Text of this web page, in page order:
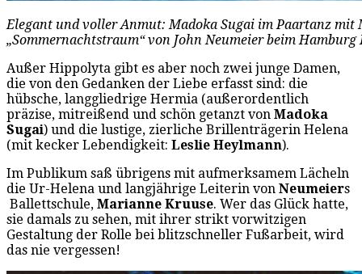
Elegant und voller Anmut: Madoka Sugai im Paartanz
„Sommernachtstraum“ von John Neumeier beim
Außer Hippolyta gibt es aber noch zwei junge Damen,
die von den Gedanken der Liebe erfasst sind: die
hübsche, langgliedrige Hermia (außerordentlich
präzise, mitreißend und schön getanzt von Madoka
Sugai) und die lustige, zierliche Brillenträgerin Helena
(mit kecker Lebendigkeit: Leslie Heylmann).
Im Publikum saß übrigens mit aufmerksamem Lächeln
die Ur-Helena und langjährige Leiterin von Neumeiers
Ballettschule, Marianne Kruuse. Wer das Glück hatte,
sie damals zu sehen, mit ihrer strikt vorwitzigen
Gestaltung der Rolle bei blitzschneller Fußarbeit, wird
das nie vergessen!